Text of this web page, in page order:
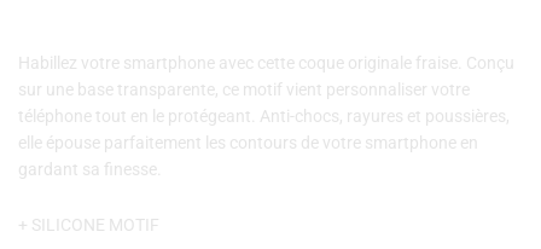
Habillez votre smartphone avec cette coque originale fraise. Conçu
sur une base transparente, ce motif vient personnaliser votre
téléphone tout en le protégeant. Anti-chocs, rayures et poussières,
elle épouse parfaitement les contours de votre smartphone en
gardant sa finesse.
+ SILICONE MOTIF